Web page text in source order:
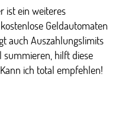
ist ein weiteres
Geldautomaten
auch Auszahlungslimits
summieren, hilft diese
ich total empfehlen!